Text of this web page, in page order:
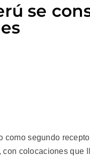
se
como segundo
con colocaciones